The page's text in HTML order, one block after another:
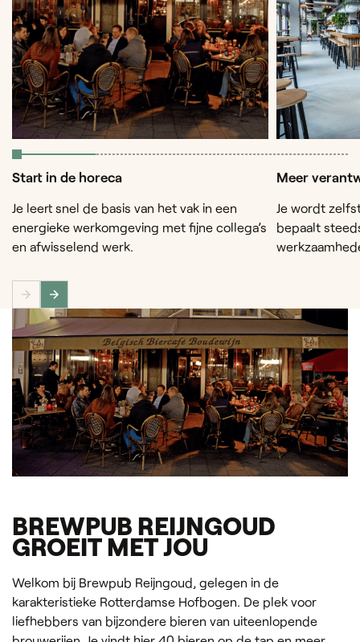
Start in de horeca
Je leert snel de basis van het vak in een
energieke werkomgeving met fijne collega’s
en afwisselend werk.
Meer
Je wordt
bepaalt
BREWPUB REIJNGOUD
GROEIT MET JOU
Welkom bij Brewpub Reijngoud, gelegen in de
karakteristieke Rotterdamse Hofbogen. De plek voor
liefhebbers van bijzondere bieren van uiteenlopende